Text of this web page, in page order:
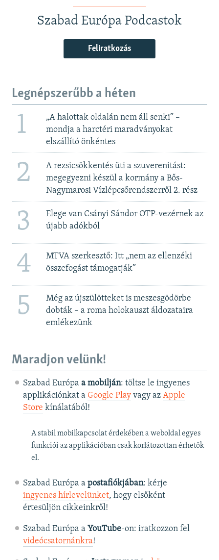
Szabad Európa Podcastok
Feliratkozás
Legnépszerűbb a héten
1
„A halottak oldalán nem áll senki” –
mondja a harctéri maradványokat
elszállító önkéntes
2
A rezsicsökkentés üti a szuverenitást:
megegyezni készül a kormány a Bős-
Nagymarosi Vízlépcsőrendszerről 2. rész
3
Elege van Csányi Sándor OTP-vezérnek az
újabb adókból
4
MTVA szerkesztő: Itt „nem az ellenzéki
összefogást támogatják”
5
Még az újszülötteket is meszesgödörbe
dobták – a roma holokauszt áldozataira
emlékezünk
Maradjon velünk!
Szabad Európa a mobilján: töltse le ingyenes
applikációnkat a Google Playvagy az Apple
Store kínálatából!
A stabil mobilkapcsolat érdekében a weboldal egyes
funkciói az applikációban csak korlátozottan érhetők
el.
Szabad Európa a postafiókjában: kérje
ingyenes hírlevelünket, hogy elsőként
értesüljön cikkeinkről!
Szabad Európa a YouTube-on: iratkozzon fel
videócsatornánkra!